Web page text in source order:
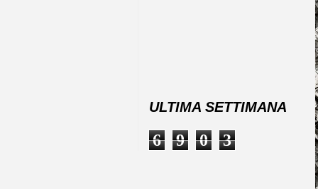
ULTIMA SETTIMANA
6 9 0 3